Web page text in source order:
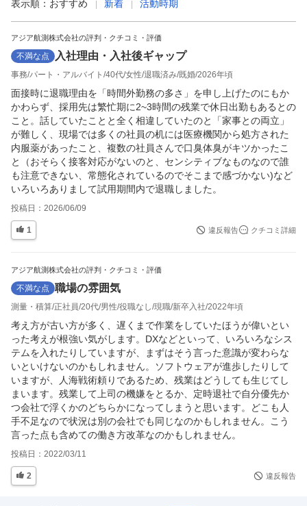
表示順： おすすめ 新着 活動時期
アジア航測株式会社の評判・クチコミ・評価
不満な点 入社理由・入社後ギャップ
事務 パート・アルバイト 40代 女性 退職済み 既婚 2026年頃
面接時に退職理由を「時間外勤務の多さ」を申し上げたのにもか
かわらず、採用先は繁忙期に2~3時間の残業で休日出勤もあるとの
こと。話していたことと全く相違していたのと「家事との両立」
が難しく、現場では多くの社員の机には医療機関から処方された
内服薬があったこと、複数の社員さんで口臭体臭がキツかったこ
と（おそらく接客対応がないのと、センシティブなものなので誰
も注意できない、常態化されているのでそこまで感づかない)など
いろいろありまして試用期間内で退職しました。
投稿日： 2026/06/09
1 違反報告 クチコミ詳細
アジア航測株式会社の評判・クチコミ・評価
不満な点 職場の雰囲気
測量・積算 正社員 20代 男性 役職なし 現職 新卒入社 2022年頃
考え方が古い方が多く、遅くまで作業をしていたほうが偉いとい
った考えが根強い気がします。DXなどといって、いろいろなシス
テムを入れたりしていますが、まずはそう言った意識が変わらな
いといけないのかもしれません。ソフトウェアが進歩したりして
いますが、人海戦術頼りであるため、残業はどうしても生じてし
まいます。残業して上司の機嫌をとるか、定時退社で自分優先か
つ会社で浮くかのどちらかになってしまうと思います。どこも人
手不足なので状況は別の会社でも同じなのかもしれません。こう
言った点も含めての働き方改革なのかもしれません。
投稿日： 2022/03/11
2 違反報告